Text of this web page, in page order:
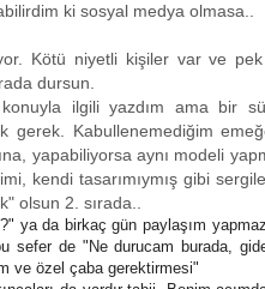
ki sosyal medya olmasa..
Kötü niyetli kişiler var ve
dursun.
ilgili yazdım ama bir
gerek. Kabullenemediğim
yapabiliyorsa aynı modeli
kendi tasarımıymış gibi
olsun 2. sırada..
ya da birkaç gün paylaşım
sefer de "Ne durucam burada,
ve özel çaba gerektirmesi"